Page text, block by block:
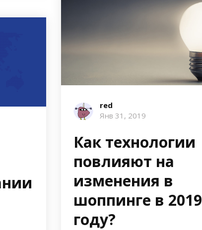
red
Янв 31, 2019
Как технологии
повлияют на
изменения в
шоппинге в 2019
году?